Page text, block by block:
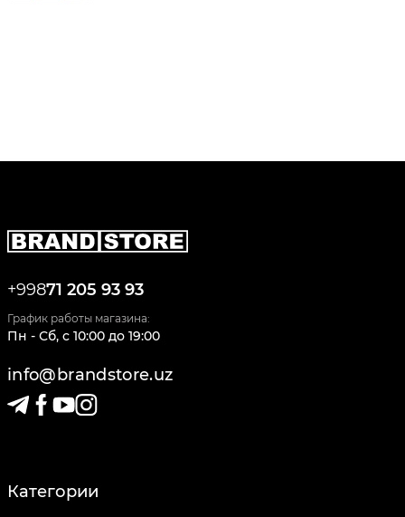
+99871 205 93 93
График работы магазина:
Пн - Сб, c 10:00 до 19:00
info@brandstore.uz
Категории